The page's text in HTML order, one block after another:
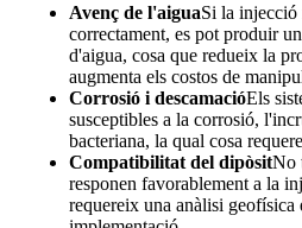
Avenç de l'aiguaSi la injecció
correctament, es pot produir
d'aigua, cosa que redueix la
augmenta els costos de
Corrosió i descamacióEls
susceptibles a la corrosió,
bacteriana, la qual cosa
Compatibilitat del dipòsitNo
responen favorablement a la
requereix una anàlisi geofísica